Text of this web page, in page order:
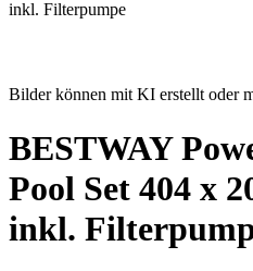
Bilder können mit KI erstellt oder
BESTWAY
Pool Set 404 x
inkl.